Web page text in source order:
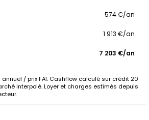
574 €/an
1 913 €/an
7 203 €/an
/ prix FAI. Cashflow calculé sur crédit 20
interpolé. Loyer et charges estimés depuis